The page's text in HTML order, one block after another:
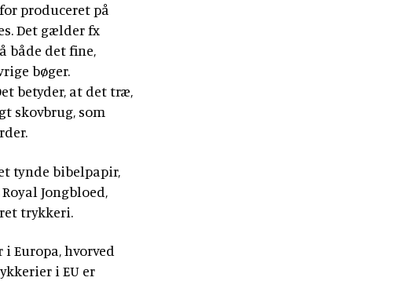
produceret på
Det gælder fx
både det fine,
bøger.
betyder, at det træ,
skovbrug, som
tynde bibelpapir,
Jongbloed,
trykkeri.
Europa, hvorved
i EU er